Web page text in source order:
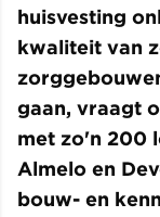
huisvesting
kwaliteit van
gaan, vraagt
met zo'n 200
Almelo en
bouw- en